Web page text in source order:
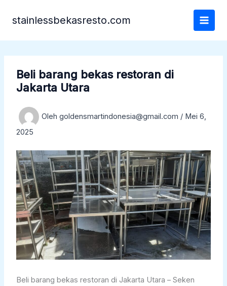
stainlessbekasresto.com
Beli barang bekas restoran di
Jakarta Utara
Oleh goldensmartindonesia@gmail.com / Mei 6,
2025
Beli barang bekas restoran di Jakarta Utara – Seken